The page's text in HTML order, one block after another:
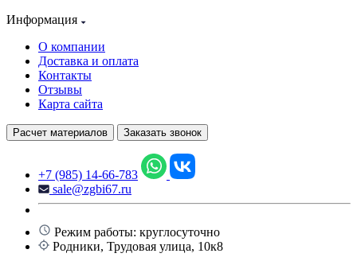
Информация
О компании
Доставка и оплата
Контакты
Отзывы
Карта сайта
Расчет материалов Заказать звонок
+7 (985) 14-66-783
sale@zgbi67.ru
Режим работы: круглосуточно
Родники, Трудовая улица, 10к8